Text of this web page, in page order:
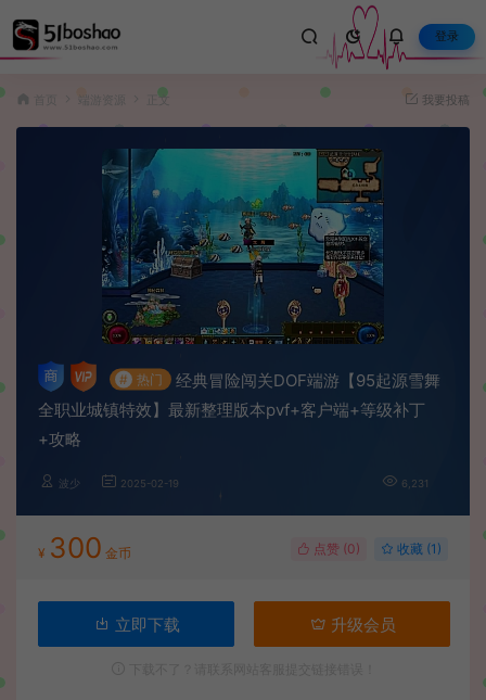
登录
端游资源 正文 我要投稿
# 热门
经典冒险闯关DOF端游【95起源雪舞
全职业城镇特效】最新整理版本pvf+客户端+等级补丁
+攻略
波少 2025-02-19 6,231
¥ 300 金币 点赞 (0) 收藏 (1)
立即下载 升级会员